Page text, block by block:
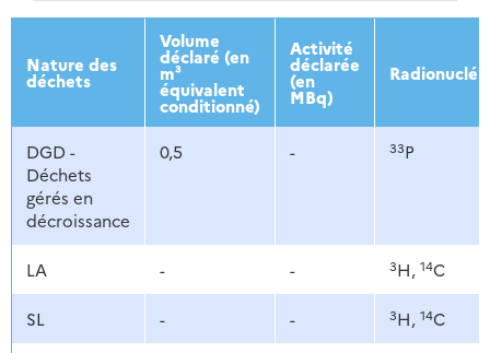
2013 2014 2015 2016
Nature des
déchets
Volume
déclaré (en
m³
équivalent
conditionné)
Activité
déclarée
(en
MBq)
DGD -
Déchets
gérés en
décroissance
0,5 - 33P
LA - - 3H, 14C
SL - - 3H, 14C